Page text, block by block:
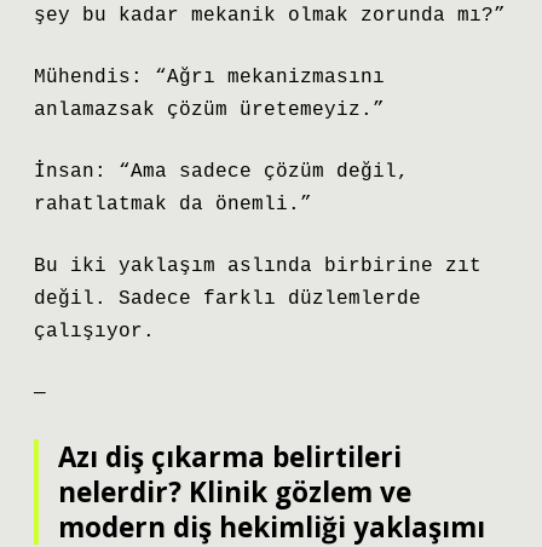
şey bu kadar mekanik olmak zorunda mı?”
Mühendis: “Ağrı mekanizmasını
anlamazsak çözüm üretemeyiz.”
İnsan: “Ama sadece çözüm değil,
rahatlatmak da önemli.”
Bu iki yaklaşım aslında birbirine zıt
değil. Sadece farklı düzlemlerde
çalışıyor.
—
Azı diş çıkarma belirtileri
nelerdir? Klinik gözlem ve
modern diş hekimliği yaklaşımı